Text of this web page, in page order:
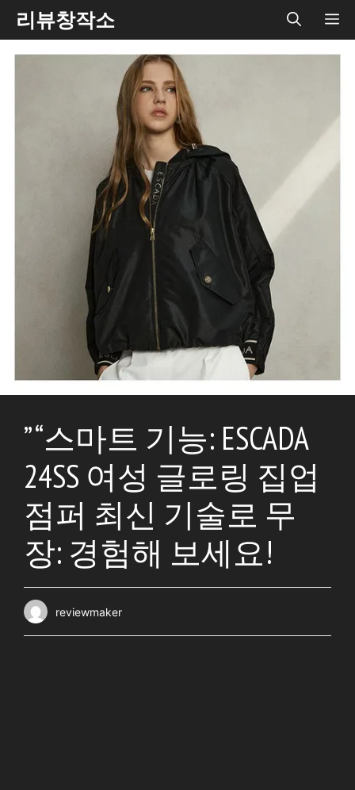
Skip리뷰창작소
” “스마트 기능: ESCADA
24SS 여성 글로링 집업
점퍼 최신 기술로 무
장: 경험해 보세요!
reviewmaker